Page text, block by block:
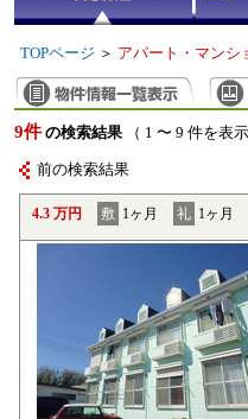
TOPページ ＞ アパート・マンシ
9件 の検索結果 （ 1 〜 9 件を表示
前の検索結果
4.3 万円 敷 1ヶ月 礼 1ヶ月